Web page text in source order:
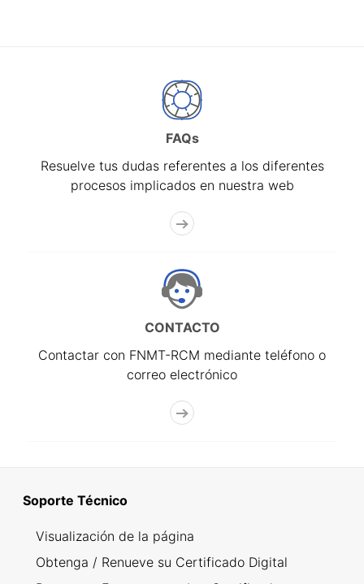
FAQs
Resuelve tus dudas referentes a los diferentes
procesos implicados en nuestra web
CONTACTO
Contactar con FNMT-RCM mediante teléfono o
correo electrónico
Soporte Técnico
Visualización de la página
Obtenga / Renueve su Certificado Digital